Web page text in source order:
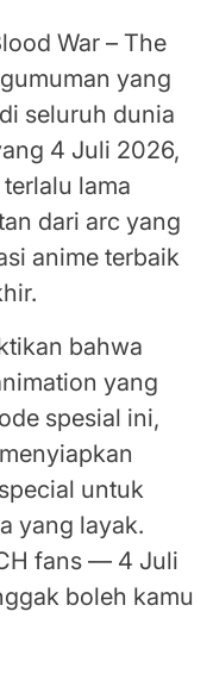
War – The
yang
seluruh dunia
4 Juli 2026,
lama
dari arc yang
anime terbaik
bahwa
yang
spesial ini,
untuk
yang layak.
fans — 4 Juli
boleh kamu